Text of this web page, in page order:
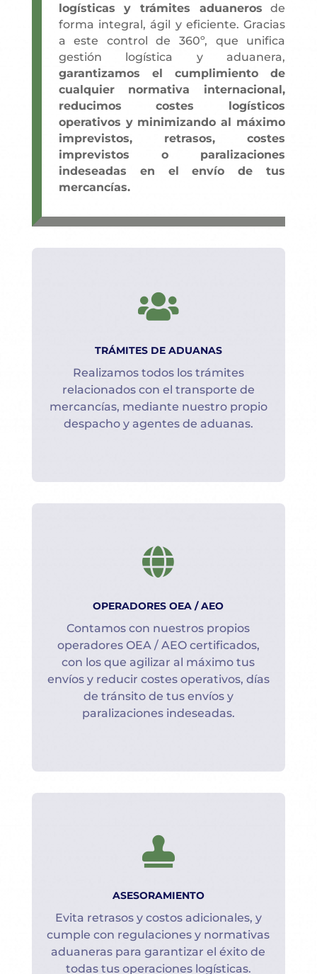
logísticas y trámites aduaneros de
forma integral, ágil y eficiente. Gracias
a este control de 360º, que unifica
gestión logística y aduanera,
garantizamos el cumplimiento de
cualquier normativa internacional,
reducimos costes logísticos
operativos y minimizando al máximo
imprevistos, retrasos, costes
imprevistos o paralizaciones
indeseadas en el envío de tus
mercancías.

TRÁMITES DE ADUANAS
Realizamos todos los trámites
relacionados con el transporte de
mercancías, mediante nuestro propio
despacho y agentes de aduanas.

OPERADORES OEA / AEO
Contamos con nuestros propios
operadores OEA / AEO certificados,
con los que agilizar al máximo tus
envíos y reducir costes operativos, días
de tránsito de tus envíos y
paralizaciones indeseadas.

ASESORAMIENTO
Evita retrasos y costos adicionales, y
cumple con regulaciones y normativas
aduaneras para garantizar el éxito de
todas tus operaciones logísticas.